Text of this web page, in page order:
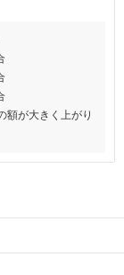
額が大きく上がり